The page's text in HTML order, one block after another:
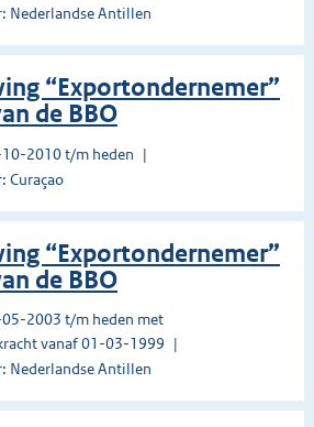
Nederlandse Antillen
“Exportondernemer”
de BBO
2010 t/m heden
Curaçao
“Exportondernemer”
de BBO
2003 t/m heden met
vanaf 01-03-1999
Nederlandse Antillen